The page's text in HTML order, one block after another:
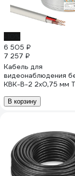
6 505 ₽
7 257 ₽
Кабель для
видеонаблюдения
КВК-В-2 2х0,75 мм
внутренней
В корзину